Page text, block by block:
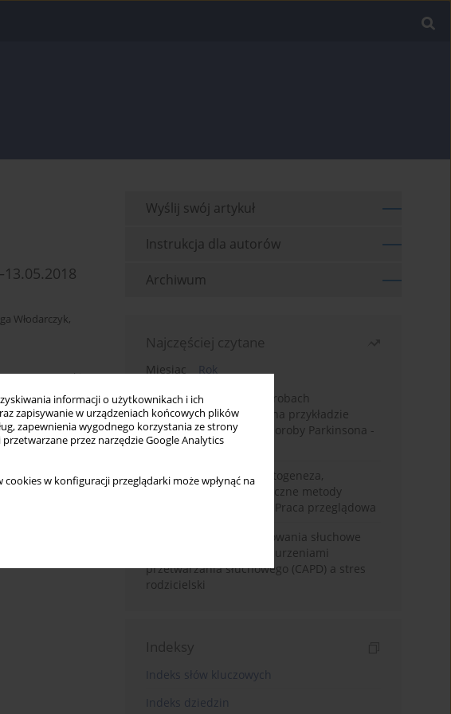
informacji o użytkownikach i ich
zapisywanie w urządzeniach końcowych plików
zapewnienia wygodnego korzystania ze strony
przetwarzane przez narzędzie Google Analytics
w konfiguracji przeglądarki może wpłynąć na
Włodarczyk,
Statystyki
Wyślij swój artykuł
Instrukcja dla autorów
Archiwum
Najczęściej czytane
Miesiąc
Rok
Badanie zmysłów w chorobach
neurodegeneracyjnych na przykładzie
choroby Alzheimera i choroby Parkinsona -
przegląd literatury
Choroba Meniere’a – patogeneza,
diagnostyka, niechirurgiczne metody
leczenia i kontrowersje. Praca przeglądowa
Relacje rodzinne i zachowania słuchowe
dzieci z centralnymi zaburzeniami
przetwarzania słuchowego (CAPD) a stres
rodzicielski
Indeksy
Indeks słów kluczowych
Indeks dziedzin